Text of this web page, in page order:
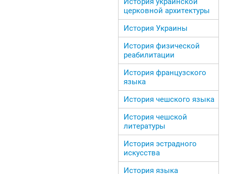
церковной архитектуры
История Украины
История физической
реабилитации
История французского
языка
История чешского языка
История чешской
литературы
История эстрадного
искусства
История языка